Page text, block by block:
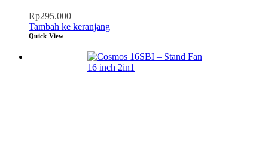
Rp295.000
Tambah ke keranjang
Quick View